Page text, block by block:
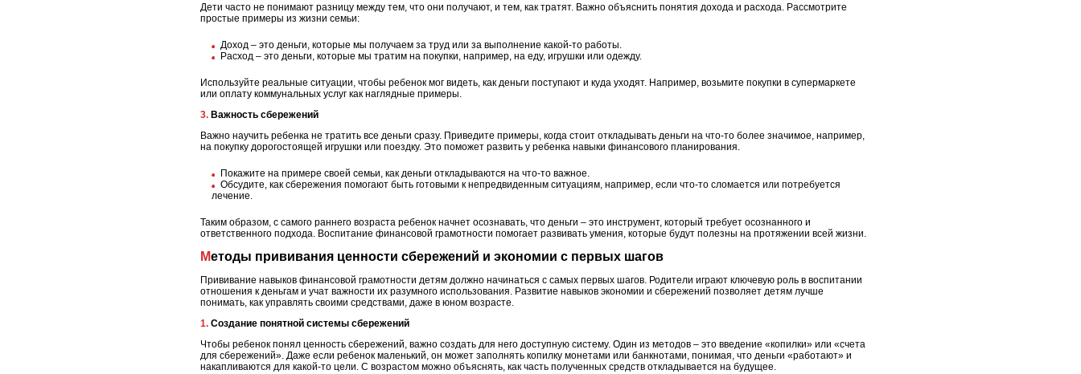
Дети часто не понимают разницу между тем, что они получают, и тем, как тратят. Важно объяснить понятия дохода и расхода. Рассмотрите
простые примеры из жизни семьи:
Доход – это деньги, которые мы получаем за труд или за выполнение какой-то работы.
Расход – это деньги, которые мы тратим на покупки, например, на еду, игрушки или одежду.
Используйте реальные ситуации, чтобы ребенок мог видеть, как деньги поступают и куда уходят. Например, возьмите покупки в супермаркете
или оплату коммунальных услуг как наглядные примеры.
3. Важность сбережений
Важно научить ребенка не тратить все деньги сразу. Приведите примеры, когда стоит откладывать деньги на что-то более значимое, например,
на покупку дорогостоящей игрушки или поездку. Это поможет развить у ребенка навыки финансового планирования.
Покажите на примере своей семьи, как деньги откладываются на что-то важное.
Обсудите, как сбережения помогают быть готовыми к непредвиденным ситуациям, например, если что-то сломается или потребуется
лечение.
Таким образом, с самого раннего возраста ребенок начнет осознавать, что деньги – это инструмент, который требует осознанного и
ответственного подхода. Воспитание финансовой грамотности помогает развивать умения, которые будут полезны на протяжении всей жизни.
Методы прививания ценности сбережений и экономии с первых шагов
Прививание навыков финансовой грамотности детям должно начинаться с самых первых шагов. Родители играют ключевую роль в воспитании
отношения к деньгам и учат важности их разумного использования. Развитие навыков экономии и сбережений позволяет детям лучше
понимать, как управлять своими средствами, даже в юном возрасте.
1. Создание понятной системы сбережений
Чтобы ребенок понял ценность сбережений, важно создать для него доступную систему. Один из методов – это введение «копилки» или «счета
для сбережений». Даже если ребенок маленький, он может заполнять копилку монетами или банкнотами, понимая, что деньги «работают» и
накапливаются для какой-то цели. С возрастом можно объяснять, как часть полученных средств откладывается на будущее.